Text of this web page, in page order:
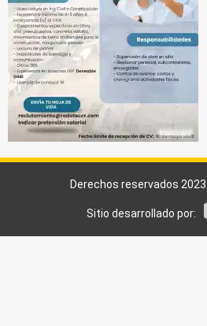
Derechos reservados
Sitio desarrollado por: